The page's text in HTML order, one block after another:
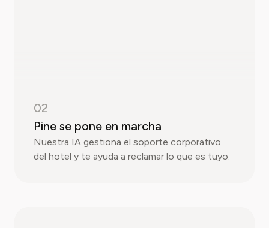
02
Pine se pone en marcha
Nuestra IA gestiona el soporte corporativo
del hotel y te ayuda a reclamar lo que es tuyo.